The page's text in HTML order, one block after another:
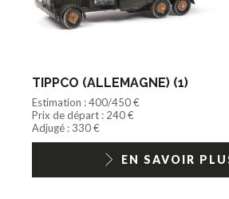
TIPPCO (ALLEMAGNE) (1)
Estimation : 400/450 €
Prix de départ : 240 €
Adjugé : 330 €
EN SAVOIR